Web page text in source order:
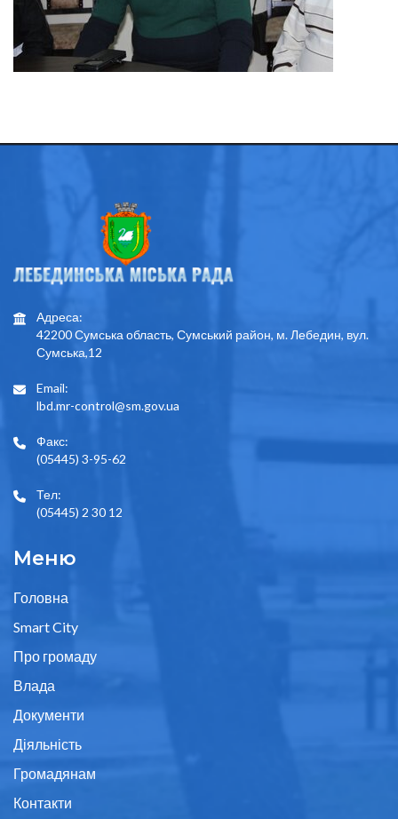
Адреса:
42200 Сумська область, Сумський район, м. Лебедин, вул.
Сумська,12
Email:
lbd.mr-control@sm.gov.ua
Факс:
(05445) 3-95-62
Тел:
(05445) 2 30 12
Меню
Головна
Smart City
Про громаду
Влада
Документи
Діяльність
Громадянам
Контакти